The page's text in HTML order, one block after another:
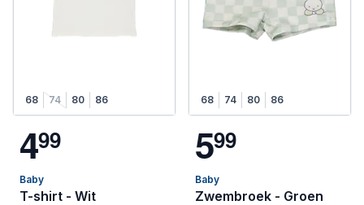
68 74 80 86
499
Baby
T-shirt - Wit
68 74 80 86
599
Baby
Zwembroek - Groen